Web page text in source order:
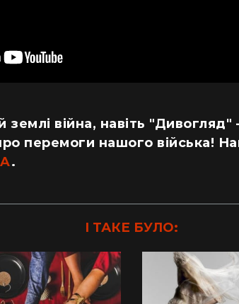
землі війна, навіть "Дивогляд"
перемоги нашого війська!
.
І ТАКЕ БУЛО: